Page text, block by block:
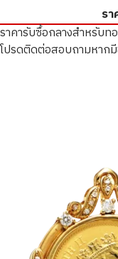
ร
ราคารับซื้อกลางสำหรับท
โปรดติดต่อสอบถามหาก